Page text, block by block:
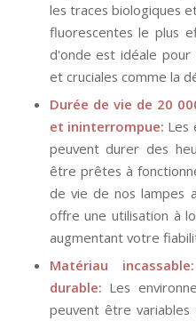
les traces biologiques
fluorescentes le plus
d'onde est idéale pour
et cruciales comme la
Durée de vie de 20
et ininterrompue: Les
peuvent durer des
être prêtes à
de vie de nos lampes
offre une utilisation à
augmentant votre
Matériau
durable: Les
peuvent être